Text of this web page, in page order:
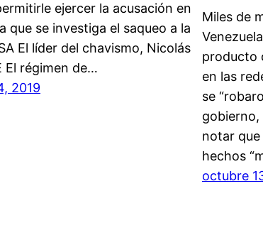
ejercer la acusación en
que se investiga el saqueo a la
El líder del chavismo, Nicolás
El régimen de…
2019
Miles de
producto
en las
se
gobierno,
notar
hechos
octubre